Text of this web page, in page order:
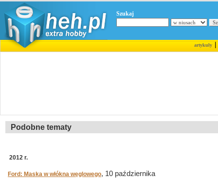
Szukaj
artykuły|
Podobne tematy
2012 r.
Ford: Maska w włókna węglowego, 10 października